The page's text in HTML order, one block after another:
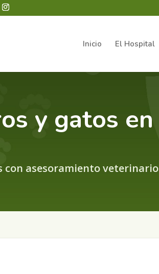
Inicio El Hospital
y gatos en
con asesoramiento veterinario